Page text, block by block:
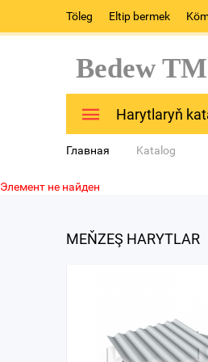
Töleg Eltip bermek
Bedew TM
Harytlaryň
Главная Katalog
Элемент не найден
MEŇZEŞ HARYTLAR